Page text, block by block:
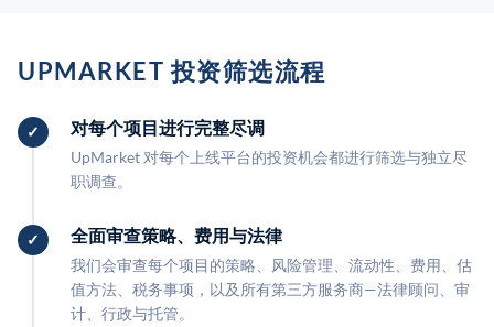
UPMARKET 投资筛选流程
对每个项目进行完整尽调
UpMarket 对每个上线平台的投资机会都进行筛选与独立尽
职调查。
全面审查策略、费用与法律
我们会审查每个项目的策略、风险管理、流动性、费用、估
值方法、税务事项，以及所有第三方服务商—法律顾问、审
计、行政与托管。